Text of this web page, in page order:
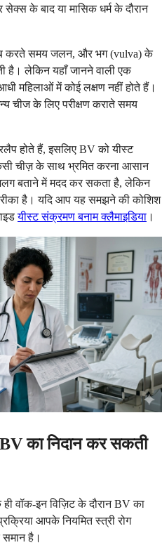
के बाद या मासिक धर्म के दौरान
करते समय जलन, और भग (vulva) के
है। लेकिन यहाँ जानने वाली एक
महिलाओं में कोई लक्षण नहीं होते हैं।
चीज के लिए परीक्षण कराते समय
होते हैं, इसलिए BV को यीस्ट
चीज़ के साथ भ्रमित करना आसान
बताने में मदद कर सकता है, लेकिन
है। यदि आप यह समझने की कोशिश
यीस्ट संक्रमण बनाम क्लैमाइडिया ।
का निदान कर सकती
वॉक-इन विज़िट के दौरान BV का
आपके नियमित स्त्री रोग
है।